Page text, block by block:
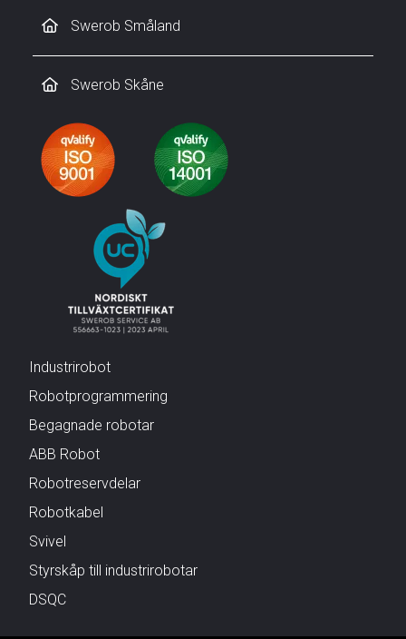
Swerob Småland
Swerob Skåne
Industrirobot
Robotprogrammering
Begagnade robotar
ABB Robot
Robotreservdelar
Robotkabel
Svivel
Styrskåp till industrirobotar
DSQC